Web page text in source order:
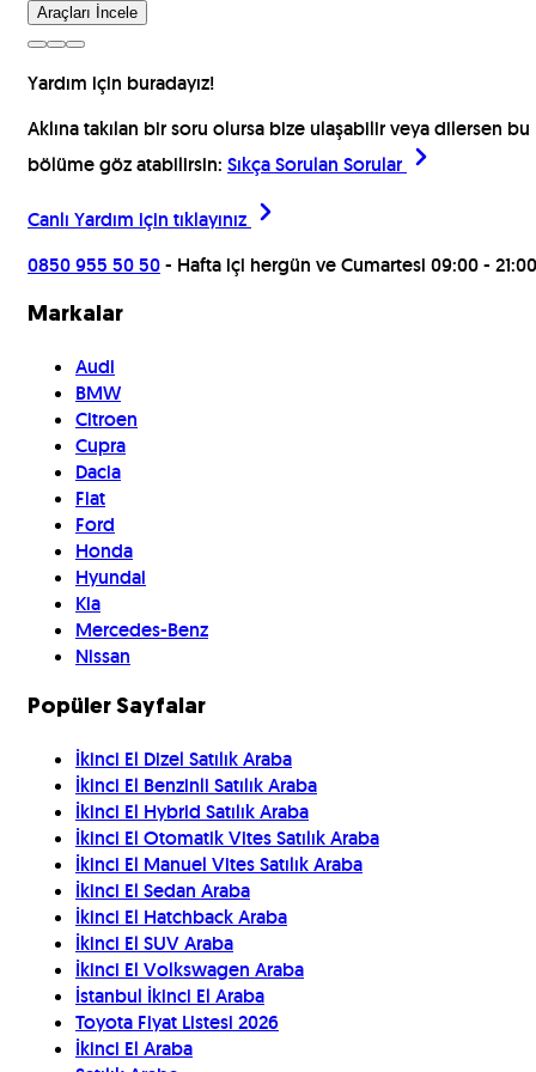
Araçları İncele
Yardım için buradayız!
Aklına takılan bir soru olursa bize ulaşabilir veya dilersen bu
bölüme göz atabilirsin: Sıkça Sorulan Sorular
Canlı Yardım için tıklayınız
0850 955 50 50- Hafta içi hergün ve Cumartesi 09:00 - 21:00
Markalar
Audi
BMW
Citroen
Cupra
Dacia
Fiat
Ford
Honda
Hyundai
Kia
Mercedes-Benz
Nissan
Popüler Sayfalar
İkinci El Dizel Satılık Araba
İkinci El Benzinli Satılık Araba
İkinci El Hybrid Satılık Araba
İkinci El Otomatik Vites Satılık Araba
İkinci El Manuel Vites Satılık Araba
İkinci El Sedan Araba
İkinci El Hatchback Araba
İkinci El SUV Araba
İkinci El Volkswagen Araba
İstanbul İkinci El Araba
Toyota Fiyat Listesi 2026
İkinci El Araba